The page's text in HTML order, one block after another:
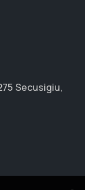
Secusigiu,